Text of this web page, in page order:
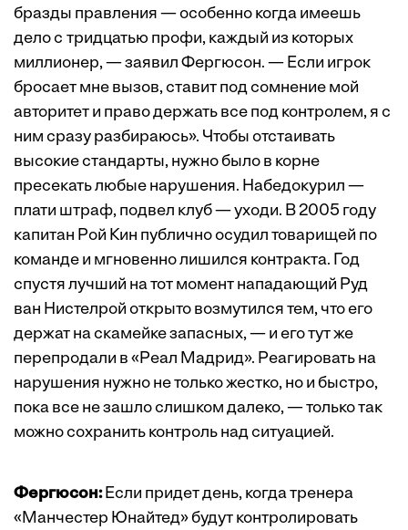
бразды правления — особенно когда имеешь
дело с тридцатью профи, каждый из которых
миллионер, — заявил Фергюсон. — Если игрок
бросает мне вызов, ставит под сомнение мой
авторитет и право держать все под контролем, я с
ним сразу разбираюсь». Чтобы отстаивать
высокие стандарты, нужно было в корне
пресекать любые нарушения. Набедокурил —
плати штраф, подвел клуб — уходи. В 2005 году
капитан Рой Кин публично осудил товарищей по
команде и мгновенно лишился контракта. Год
спустя лучший на тот момент нападающий Руд
ван Нистелрой открыто возмутился тем, что его
держат на скамейке запасных, — и его тут же
перепродали в «Реал Мадрид». Реагировать на
нарушения нужно не только жестко, но и быстро,
пока все не зашло слишком далеко, — только так
можно сохранить контроль над ситуацией.
Фергюсон:Если придет день, когда тренера
«Манчестер Юнайтед» будут контролировать